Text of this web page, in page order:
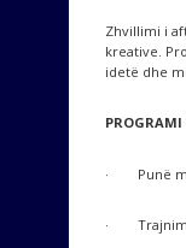
Zhvillimi i
kreative.
idetë dhe
PROGRAMI
· Punë me
· Trajnim